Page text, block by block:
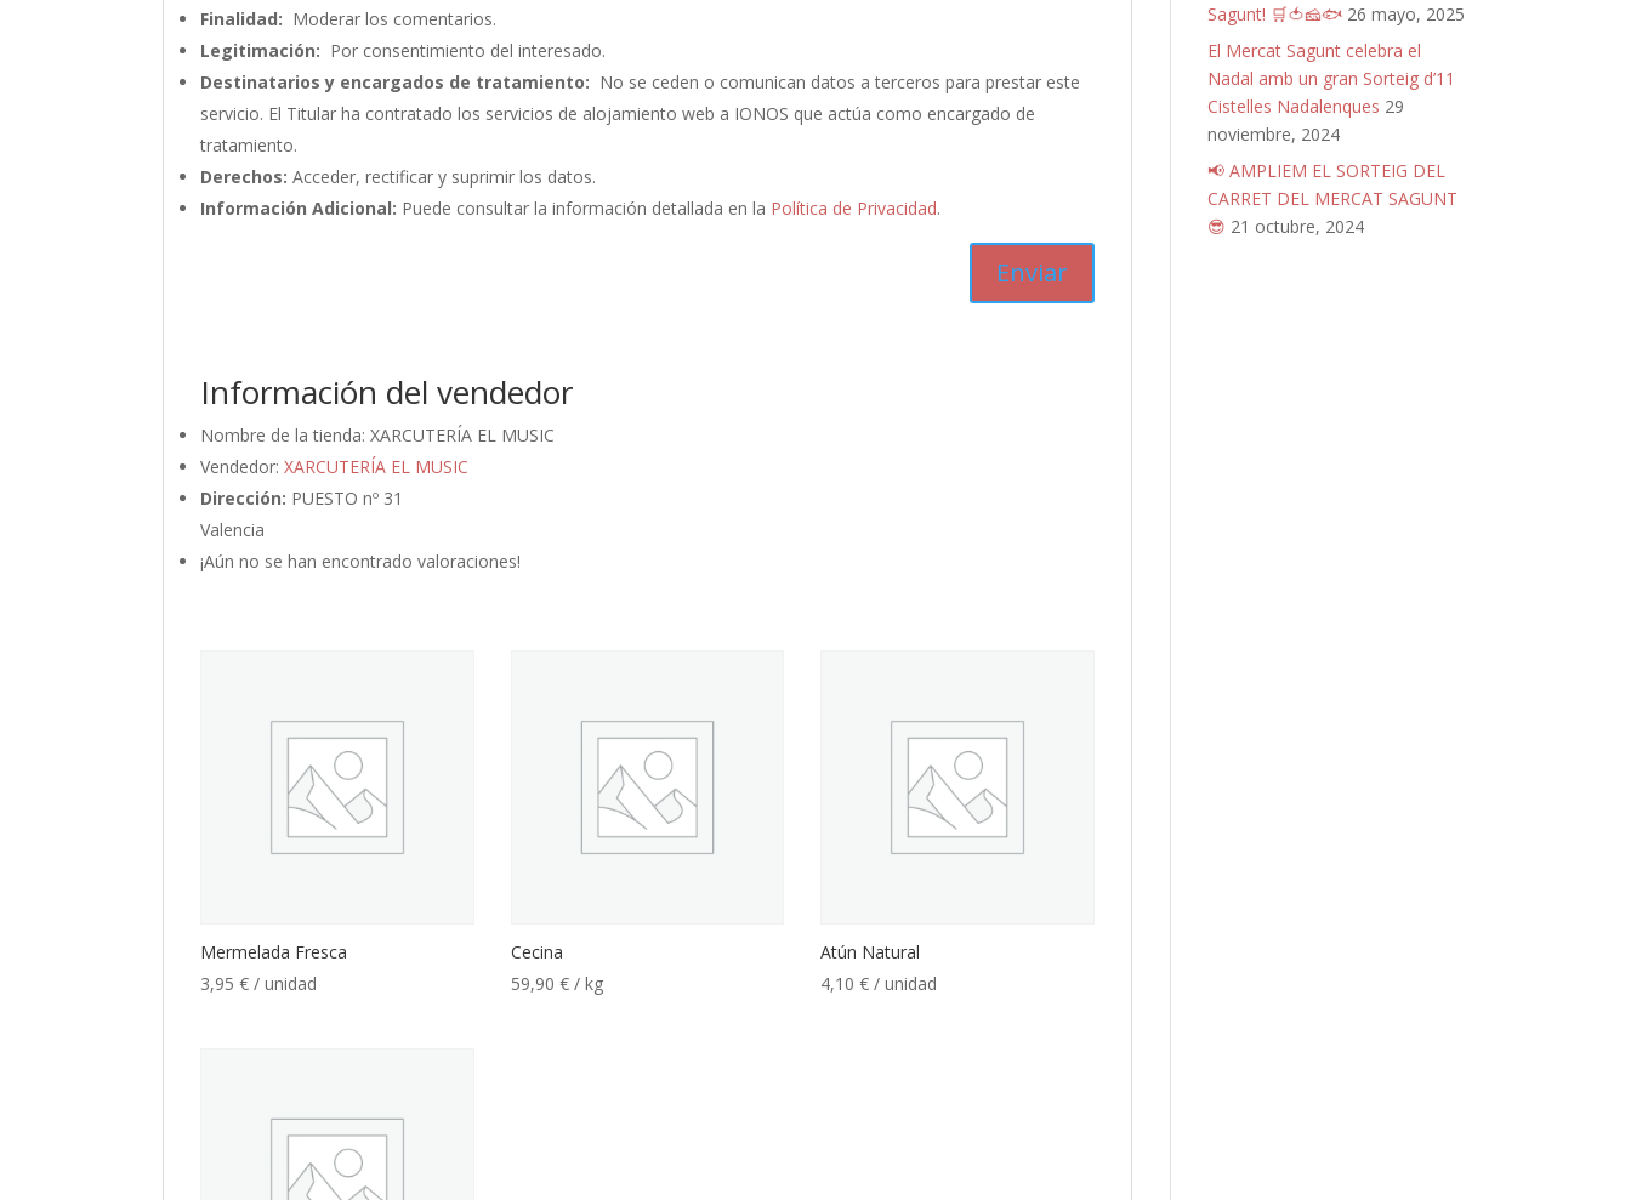
Finalidad: Moderar los comentarios.
Legitimación: Por consentimiento del interesado.
Destinatarios y encargados de tratamiento: No se ceden o comunican datos a terceros para prestar este
servicio. El Titular ha contratado los servicios de alojamiento web a IONOS que actúa como encargado de
tratamiento.
Derechos: Acceder, rectificar y suprimir los datos.
Información Adicional: Puede consultar la información detallada en la Política de Privacidad.
Información del vendedor
Nombre de la tienda: XARCUTERÍA EL MUSIC
Vendedor:XARCUTERÍA EL MUSIC
Dirección: PUESTO nº 31
Valencia
¡Aún no se han encontrado valoraciones!
Mermelada Fresca
3,95€ / unidad
Cecina
59,90 € / kg
Atún Natural
4,10€ / unidad
Sagunt! 🛒🍅🧀🐟 26 mayo, 2025
El Mercat Sagunt celebra el
Nadal amb un gran Sorteig d’11
Cistelles Nadalenques 29
noviembre, 2024
📢 AMPLIEM EL SORTEIG DEL
CARRET DEL MERCAT SAGUNT
😎 21 octubre, 2024